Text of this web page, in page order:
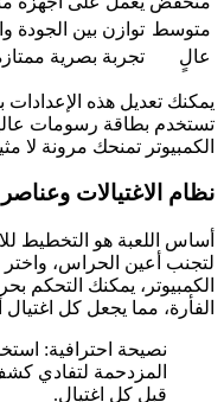
متوسط توازن بين الجودة
عالٍ
تجربة بصرية
يمكنك تعديل هذه
تستخدم بطاقة رسومات
الكمبيوتر تمنحك مرونة لا
نظام الاغتيالات
أساس اللعبة هو التخطيط
لتجنب أعين الحراس،
الكمبيوتر، يمكنك التحكم
الفأرة، مما يجعل كل اغتيال
نصيحة احترافية:
المزدحمة لتفادي
قبل كل اغتيال.